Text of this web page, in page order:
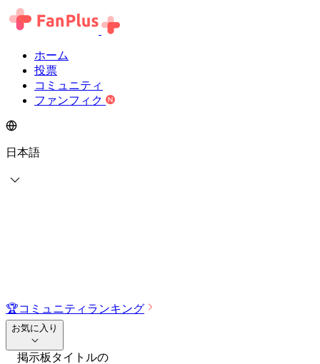
ホーム
投票
コミュニティ
ファンフィク
日本語
🏆コミュニティランキング
お気に入り
掲示板タイトルの